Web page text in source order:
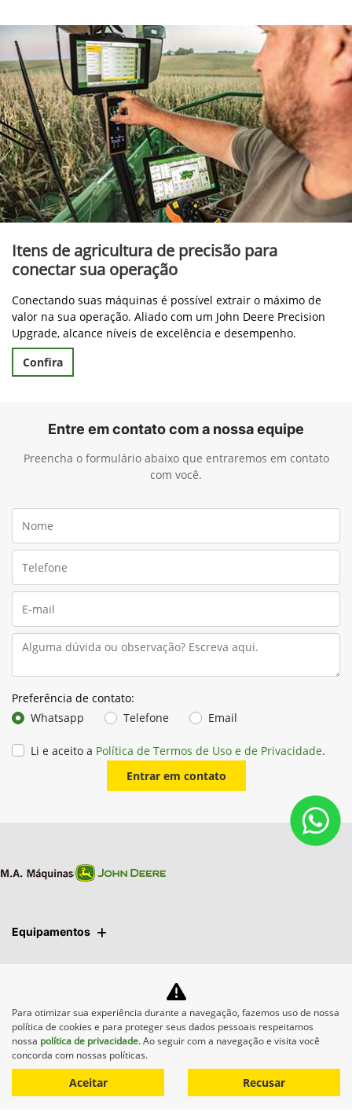
Itens de agricultura de precisão para
conectar sua operação
Conectando suas máquinas é possível extrair o máximo de
valor na sua operação. Aliado com um John Deere Precision
Upgrade, alcance níveis de excelência e desempenho.
Confira
Entre em contato com a nossa equipe
Preencha o formulário abaixo que entraremos em contato
com você.
Preferência de contato:
Whatsapp
Telefone Email
Li e aceito a Política de Termos de Uso e de Privacidade.
Entrar em contato
Equipamentos
Política de privacidade
M.A. Máquinas Agrícolas
Para otimizar sua experiência durante a navegação, fazemos uso de nossa
política de cookies e para proteger seus dados pessoais respeitamos
nossa política de privacidade. Ao seguir com a navegação e visita você
concorda com nossas políticas.
Aceitar Recusar